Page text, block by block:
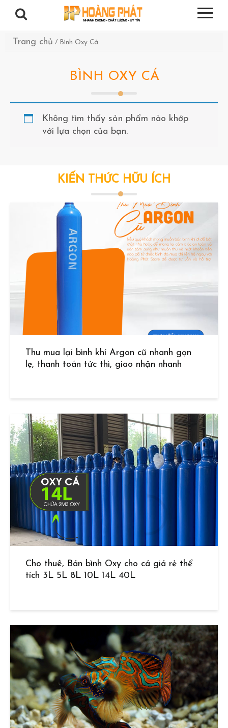
Trang chủ / Bình Oxy Cá
BÌNH OXY CÁ
Không tìm thấy sản phẩm nào khớp
với lựa chọn của bạn.
KIẾN THỨC HỮU ÍCH
Thu mua lại bình khí Argon cũ nhanh gọn
lẹ, thanh toán tức thì, giao nhận nhanh
Cho thuê, Bán bình Oxy cho cá giá rẻ thể
tích 3L 5L 8L 10L 14L 40L